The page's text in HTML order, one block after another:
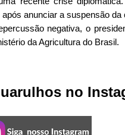
anunciar a suspensão
negativa, o
da Agricultura do Brasil.
no